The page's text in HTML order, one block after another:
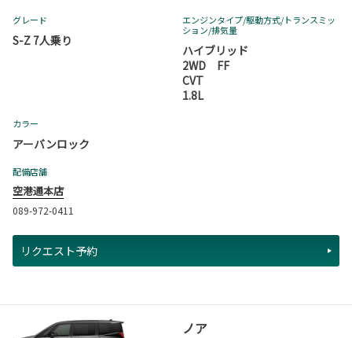
グレード
S-Z 7人乗り
エンジンタイプ/駆動方式/トランスミッ
ション/排気量
ハイブリッド
2WD FF
CVT
1.8L
カラー
アーバンロック
配備店舗
空港通本店
089-972-0411
リクエスト予約
ノア